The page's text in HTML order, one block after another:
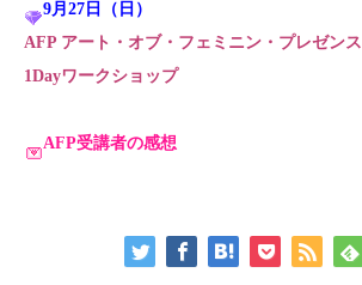
9月27日（日）
AFP アート・オブ・フェミニン・プレゼンス
1Dayワークショップ
AFP受講者の感想